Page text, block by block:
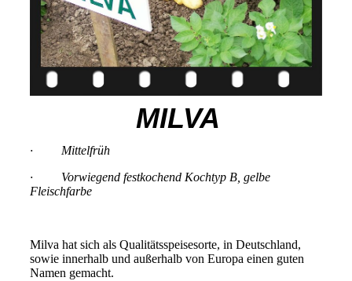
MILVA
· Mittelfrüh
· Vorwiegend festkochend Kochtyp B, gelbe
Fleischfarbe
Milva hat sich als Qualitätsspeisesorte, in Deutschland,
sowie innerhalb und außerhalb von Europa einen guten
Namen gemacht.